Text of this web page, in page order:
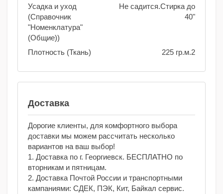
Усадка и уход
(Справочник
"Номенклатура"
(Общие))
Не садится.Стирка до
40"
Плотность (Ткань) 225 гр.м.2
Доставка
Дорогие клиенты, для комфортного выбора
доставки мы можем рассчитать несколько
вариантов на ваш выбор!
1. Доставка по г. Георгиевск. БЕСПЛАТНО по
вторникам и пятницам.
2. Доставка Почтой России и транспортными
кампаниями: СДЕК, ПЭК, Кит, Байкал сервис.